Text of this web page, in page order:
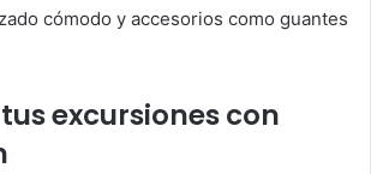
cómodo y accesorios como guantes
excursiones con